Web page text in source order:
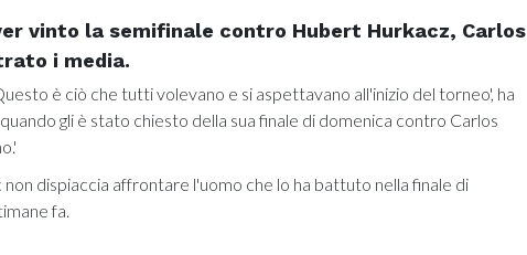
vinto la semifinale contro Hubert Hurkacz, Carlos
i media.
è ciò che tutti volevano e si aspettavano all'inizio del torneo', ha
gli è stato chiesto della sua finale di domenica contro Carlos
dispiaccia affrontare l'uomo che lo ha battuto nella finale di
fa.